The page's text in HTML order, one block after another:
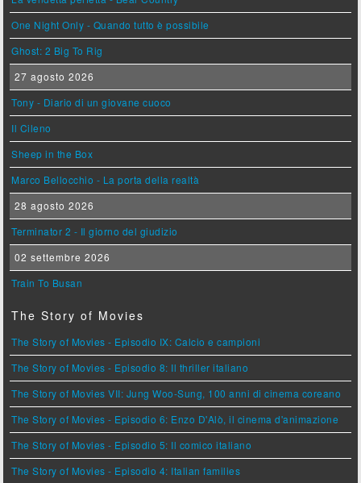
One Night Only - Quando tutto è possibile
Ghost: 2 Big To Rig
27 agosto 2026
Tony - Diario di un giovane cuoco
Il Cileno
Sheep in the Box
Marco Bellocchio - La porta della realtà
28 agosto 2026
Terminator 2 - Il giorno del giudizio
02 settembre 2026
Train To Busan
The Story of Movies
The Story of Movies - Episodio IX: Calcio e campioni
The Story of Movies - Episodio 8: Il thriller italiano
The Story of Movies VII: Jung Woo-Sung, 100 anni di cinema coreano
The Story of Movies - Episodio 6: Enzo D'Alò, il cinema d'animazione
The Story of Movies - Episodio 5: Il comico italiano
The Story of Movies - Episodio 4: Italian families